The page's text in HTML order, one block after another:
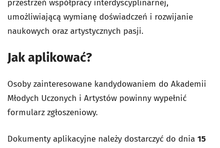
przestrzeń współpracy interdyscyplinarnej,
umożliwiającą wymianę doświadczeń i rozwijanie
naukowych oraz artystycznych pasji.
Jak aplikować?
Osoby zainteresowane kandydowaniem do Akademii
Młodych Uczonych i Artystów powinny wypełnić
formularz zgłoszeniowy.
Dokumenty aplikacyjne należy dostarczyć do dnia 15